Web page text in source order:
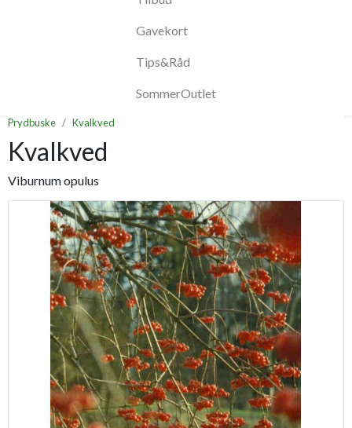
Gavekort
Tips&Råd
SommerOutlet
Prydbuske Kvalkved
Kvalkved
Viburnum opulus
Previous